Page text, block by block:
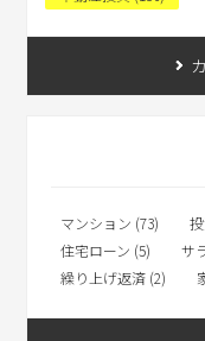
マンション (73)
住宅ローン (5)
サ
繰り上げ返済 (2)